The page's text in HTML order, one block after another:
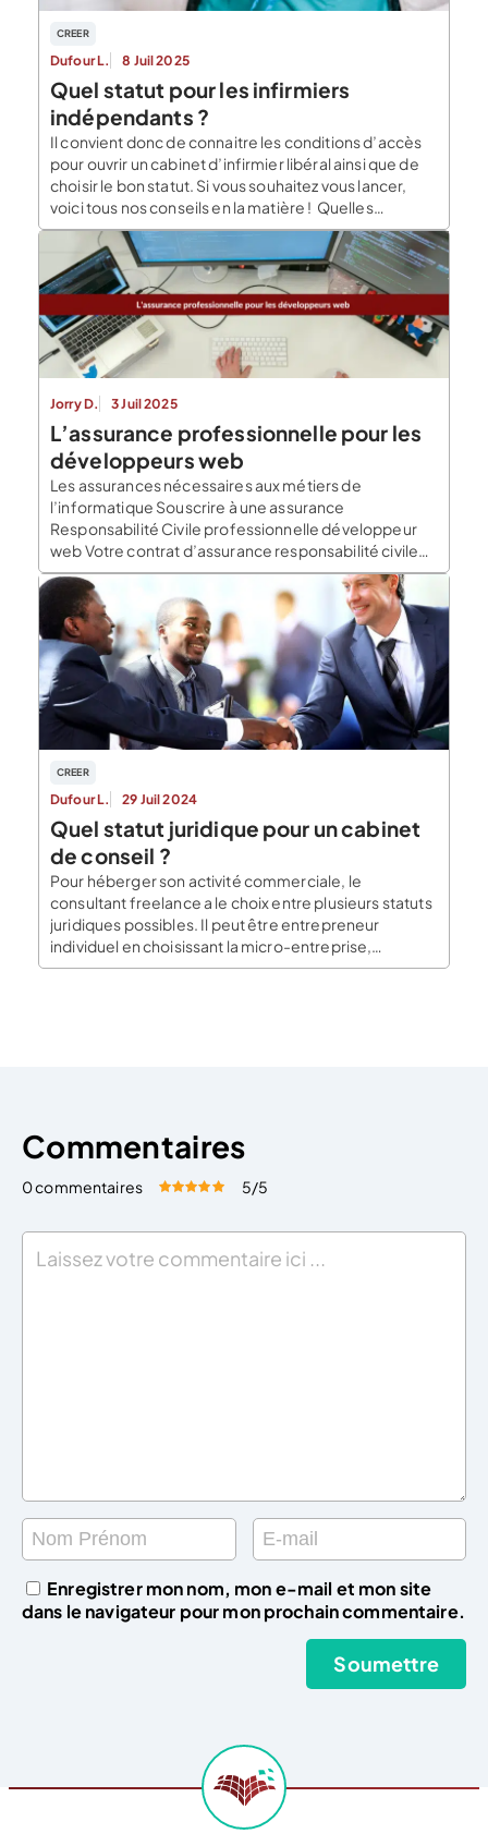
CREER
Dufour L. 8 Juil 2025
Quel statut pour les infirmiers
indépendants ?
Il convient donc de connaitre les conditions d’accès
pour ouvrir un cabinet d’infirmier libéral ainsi que de
choisir le bon statut. Si vous souhaitez vous lancer,
voici tous nos conseils en la matière ! Quelles
conditions d’accès ? Certaines conditions sont à
respecter afin de devenir infirmier libéral, mais aussi
afin d’effectuer le remplacement d’un […]
Jorry D. 3 Juil 2025
L’assurance professionnelle pour les
développeurs web
Les assurances nécessaires aux métiers de
l’informatique Souscrire à une assurance
Responsabilité Civile professionnelle développeur
web Votre contrat d’assurance responsabilité civile
développeur web couvre votre responsabilité civile
dans le cadre de votre activité : l’informatique.
Création de site internet, développeur, programmeur
de jeux vidéo… Du freelance à l’ESN, votre RC Pro
développeur web couvre votre […]
CREER
Dufour L. 29 Juil 2024
Quel statut juridique pour un cabinet
de conseil ?
Pour héberger son activité commerciale, le
consultant freelance a le choix entre plusieurs statuts
juridiques possibles. Il peut être entrepreneur
individuel en choisissant la micro-entreprise,
l’entreprise individuelle (EI) ou l’EIRL ou dirigeant de
Commentaires
0 commentaires Évaluez cet article:
5/5
Enregistrer mon nom, mon e-mail et mon site
dans le navigateur pour mon prochain commentaire.